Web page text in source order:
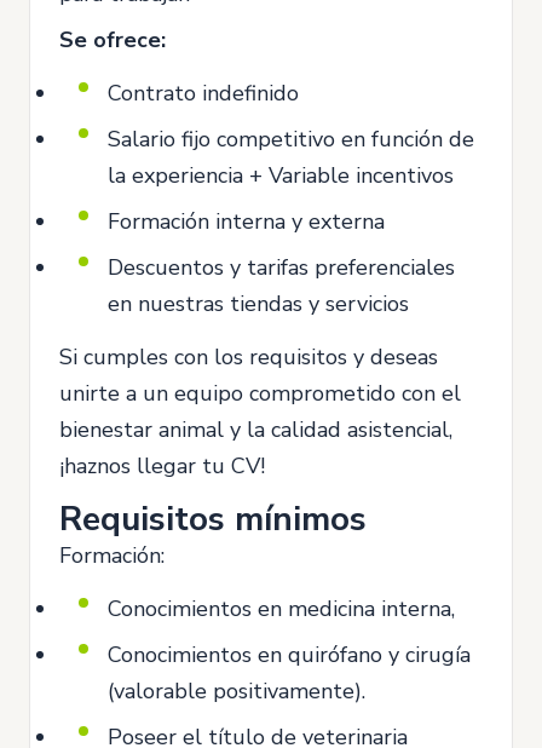
Se ofrece:
Contrato indefinido
Salario fijo competitivo en función de
la experiencia + Variable incentivos
Formación interna y externa
Descuentos y tarifas preferenciales
en nuestras tiendas y servicios
Si cumples con los requisitos y deseas
unirte a un equipo comprometido con el
bienestar animal y la calidad asistencial,
¡haznos llegar tu CV!
Requisitos mínimos
Formación:
Conocimientos en medicina interna,
Conocimientos en quirófano y cirugía
(valorable positivamente).
Poseer el título de veterinaria